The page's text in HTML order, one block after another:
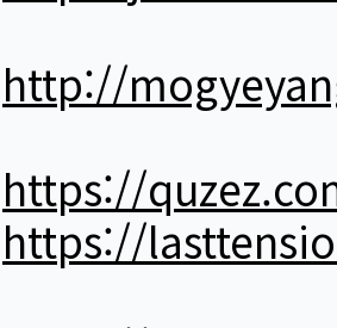
http://
https://
https://